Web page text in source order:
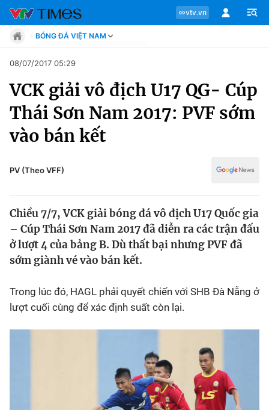
vtv.vn
Chuyên mục
Tin tức
Chân dung
Sự kiện
Bóng đá
Thể thao Điện tử
BÓNG ĐÁ VIỆT NAM
Move
Phong cách
Chân dung
Sự kiện
Bóng đá
08/07/2017 05:29
VCK giải vô địch U17 QG- Cúp
Thái Sơn Nam 2017: PVF sớm
vào bán kết
PV (Theo VFF)
Chiều 7/7, VCK giải bóng đá vô địch U17 Quốc gia
– Cúp Thái Sơn Nam 2017 đã diễn ra các trận đấu
ở lượt 4 của bảng B. Dù thất bại nhưng PVF đã
sớm giành vé vào bán kết.
Trong lúc đó, HAGL phải quyết chiến với SHB Đà Nẵng ở
lượt cuối cùng để xác định suất còn lại.